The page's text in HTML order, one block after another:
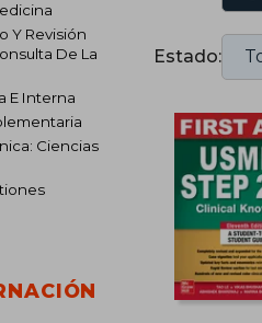
De La
E Interna
Estado: